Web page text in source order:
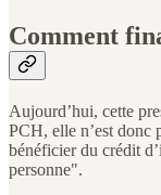
Comment
Aujourd’hui, cette
PCH, elle n’est donc
bénéficier du crédit
personne".